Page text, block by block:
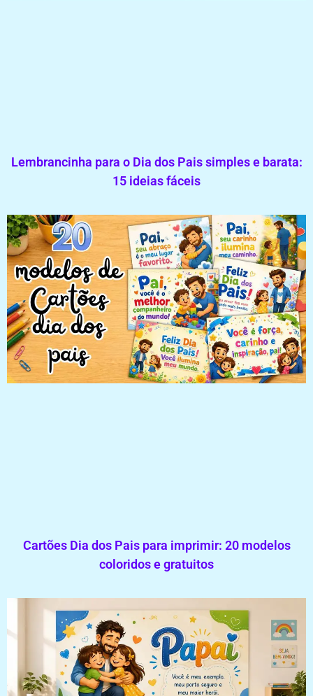
Lembrancinha para o Dia dos Pais simples e barata:
15 ideias fáceis
Cartões Dia dos Pais para imprimir: 20 modelos
coloridos e gratuitos